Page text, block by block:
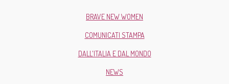
BRAVE NEW WOMEN
COMUNICATI STAMPA
DALL'ITALIA E DAL MONDO
NEWS